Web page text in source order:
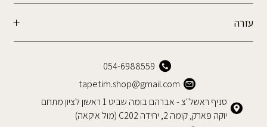
עזרה
054-6988559
tapetim.shop@gmail.com
סניף ראשל"צ - אברהם בומה שביט 1 ראשון לציון מתחם
יוקה פארק, קומה 2, יחידה C202 (מול איקאה)